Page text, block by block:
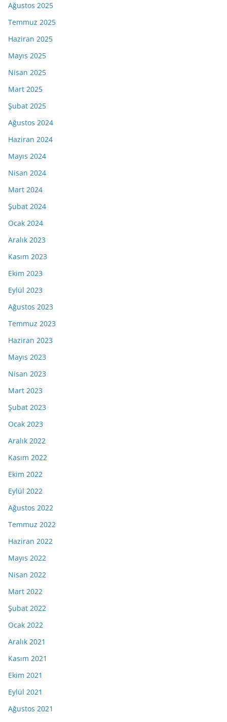
Ağustos 2025
Temmuz 2025
Haziran 2025
Mayıs 2025
Nisan 2025
Mart 2025
Şubat 2025
Ağustos 2024
Haziran 2024
Mayıs 2024
Nisan 2024
Mart 2024
Şubat 2024
Ocak 2024
Aralık 2023
Kasım 2023
Ekim 2023
Eylül 2023
Ağustos 2023
Temmuz 2023
Haziran 2023
Mayıs 2023
Nisan 2023
Mart 2023
Şubat 2023
Ocak 2023
Aralık 2022
Kasım 2022
Ekim 2022
Eylül 2022
Ağustos 2022
Temmuz 2022
Haziran 2022
Mayıs 2022
Nisan 2022
Mart 2022
Şubat 2022
Ocak 2022
Aralık 2021
Kasım 2021
Ekim 2021
Eylül 2021
Ağustos 2021